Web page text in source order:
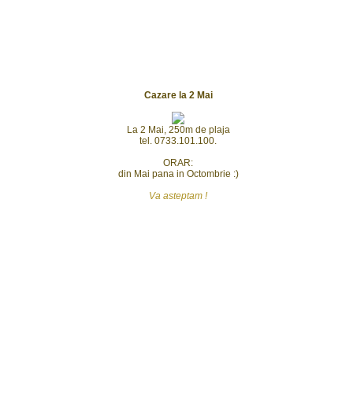
Cazare la 2 Mai
La 2 Mai, 250m de plaja
tel. 0733.101.100.
ORAR:
din Mai pana in Octombrie :)
Va asteptam !